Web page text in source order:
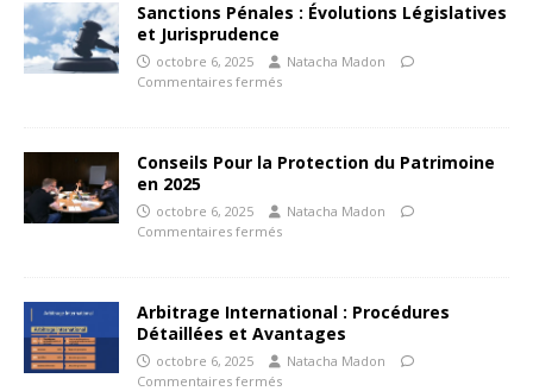
Sanctions Pénales : Évolutions Législatives
et Jurisprudence
octobre 6, 2025
Natacha Madon
Commentaires fermés
Conseils Pour la Protection du Patrimoine
en 2025
octobre 6, 2025
Natacha Madon
Commentaires fermés
Arbitrage International : Procédures
Détaillées et Avantages
octobre 6, 2025
Natacha Madon
Commentaires fermés